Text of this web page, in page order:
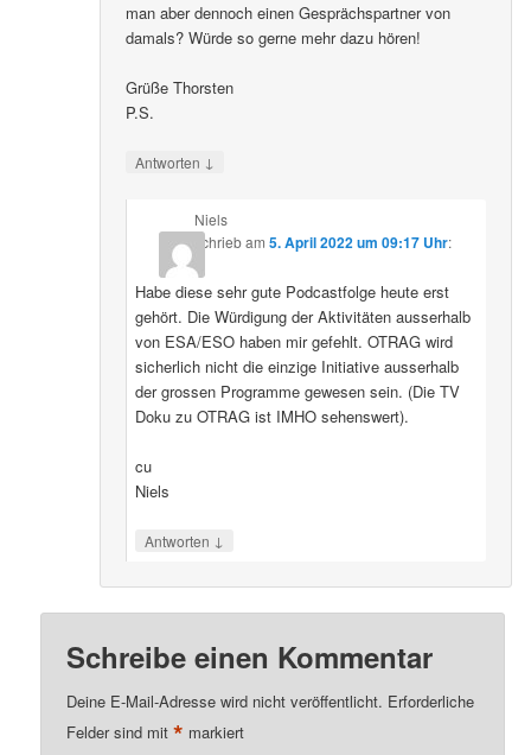
man aber dennoch einen Gesprächspartner von
damals? Würde so gerne mehr dazu hören!
Grüße Thorsten
P.S.
Antworten ↓
Niels
schriebam 5. April 2022 um 09:17 Uhr:
Habe diese sehr gute Podcastfolge heute erst
gehört. Die Würdigung der Aktivitäten ausserhalb
von ESA/ESO haben mir gefehlt. OTRAG wird
sicherlich nicht die einzige Initiative ausserhalb
der grossen Programme gewesen sein. (Die TV
Doku zu OTRAG ist IMHO sehenswert).
cu
Niels
Antworten ↓
Schreibe einen Kommentar
Deine E-Mail-Adresse wird nicht veröffentlicht. Erforderliche
Felder sind mit* markiert